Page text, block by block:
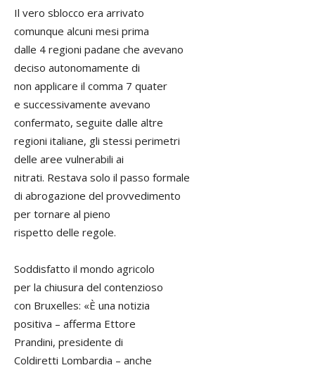
Il vero sblocco era arrivato
comunque alcuni mesi prima
dalle 4 regioni padane che avevano
deciso autonomamente di
non applicare il comma 7 quater
e successivamente avevano
confermato, seguite dalle altre
regioni italiane, gli stessi perimetri
delle aree vulnerabili ai
nitrati. Restava solo il passo formale
di abrogazione del provvedimento
per tornare al pieno
rispetto delle regole.
Soddisfatto il mondo agricolo
per la chiusura del contenzioso
con Bruxelles: «È una notizia
positiva – afferma Ettore
Prandini, presidente di
Coldiretti Lombardia – anche